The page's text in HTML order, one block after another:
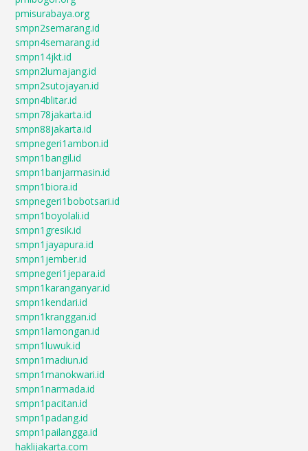
pmisurabaya.org
smpn2semarang.id
smpn4semarang.id
smpn14jkt.id
smpn2lumajang.id
smpn2sutojayan.id
smpn4blitar.id
smpn78jakarta.id
smpn88jakarta.id
smpnegeri1ambon.id
smpn1bangil.id
smpn1banjarmasin.id
smpn1biora.id
smpnegeri1bobotsari.id
smpn1boyolali.id
smpn1gresik.id
smpn1jayapura.id
smpn1jember.id
smpnegeri1jepara.id
smpn1karanganyar.id
smpn1kendari.id
smpn1kranggan.id
smpn1lamongan.id
smpn1luwuk.id
smpn1madiun.id
smpn1manokwari.id
smpn1narmada.id
smpn1pacitan.id
smpn1padang.id
smpn1pailangga.id
haklijakarta.com